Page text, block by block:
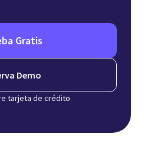
Gratis
Demo
tarjeta de crédito